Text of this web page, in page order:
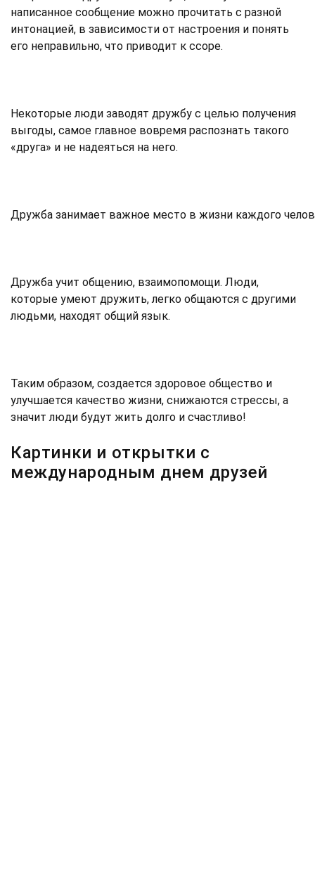
написанное сообщение можно прочитать с разной
интонацией, в зависимости от настроения и понять
его неправильно, что приводит к ссоре.
Некоторые люди заводят дружбу с целью получения
выгоды, самое главное вовремя распознать такого
«друга» и не надеяться на него.
Дружба занимает важное место в жизни каждого
Дружба учит общению, взаимопомощи. Люди,
которые умеют дружить, легко общаются с другими
людьми, находят общий язык.
Таким образом, создается здоровое общество и
улучшается качество жизни, снижаются стрессы, а
значит люди будут жить долго и счастливо!
Картинки и открытки с
международным днем друзей